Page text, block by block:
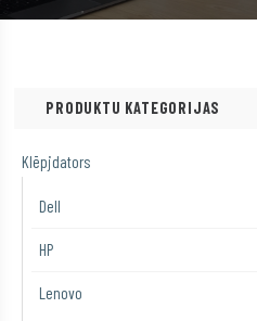
PRODUKTU KATEGORIJAS
Klēpjdators
Dell
HP
Lenovo